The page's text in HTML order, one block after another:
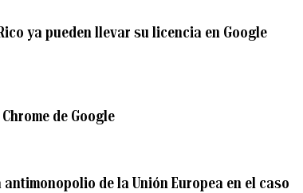
ya pueden llevar su licencia en Google
de Google
de la Unión Europea en el caso